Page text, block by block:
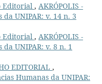
Editorial , AKRÓPOLIS -
da UNIPAR: v. 14 n. 3
Editorial , AKRÓPOLIS -
UNIPAR: v. 8 n. 1
EDITORIAL ,
Humanas da UNIPAR: